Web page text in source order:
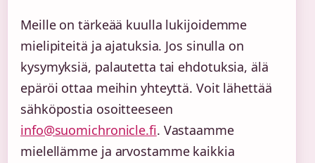
Meille on tärkeää kuulla lukijoidemme
mielipiteitä ja ajatuksia. Jos sinulla on
kysymyksiä, palautetta tai ehdotuksia, älä
epäröi ottaa meihin yhteyttä. Voit lähettää
sähköpostia osoitteeseen
info@suomichronicle.fi. Vastaamme
mielellämme ja arvostamme kaikkia